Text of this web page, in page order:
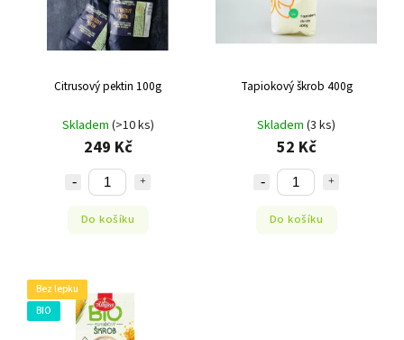
Citrusový pektin 100g
Skladem (>10 ks)
249 Kč
Do košíku
Tapiokový škrob 400g
Skladem (3 ks)
52 Kč
Do košíku
Bez lepku
BIO